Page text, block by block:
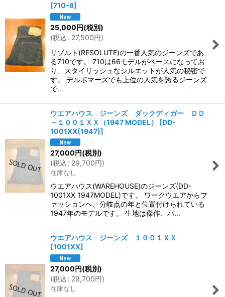
[710-8]
25,000円(税別)
(税込: 27,500円)
リゾルト(RESOLUTE)の一番人気のジーンズであ
る710です。 710は66モデルがベースになってお
り、スタイリッシュなシルエットが人気の秘密で
す。 デルボマーズでも上位の人気を誇るジーンズ
で…
ウエアハウス ジーンズ ダックディガー ＤＤ
－１００１ＸＸ（1947 MODEL）
[DD-
1001XX(1947)]
27,000 円(税別)
(税込: 29,700円)
在庫なし
ウエアハウス(WAREHOUSE)のジーンズ(DD-
1001XX 1947MODEL)です。 ワークウエアからフ
ァッションへ、分岐点の年と位置付けられている
1947年のモデルです。 生地は傑作、バ…
ウエアハウス ジーンズ １００１ＸＸ
[1001XX]
27,000円(税別)
(税込: 29,700円)
在庫なし